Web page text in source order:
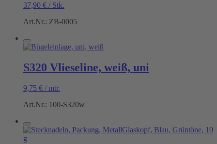
37,90 € / Stk.
Art.Nr.: ZB-0005
S320 Vlieseline, weiß, uni
9,75 € / mtr.
Art.Nr.: 100-S320w